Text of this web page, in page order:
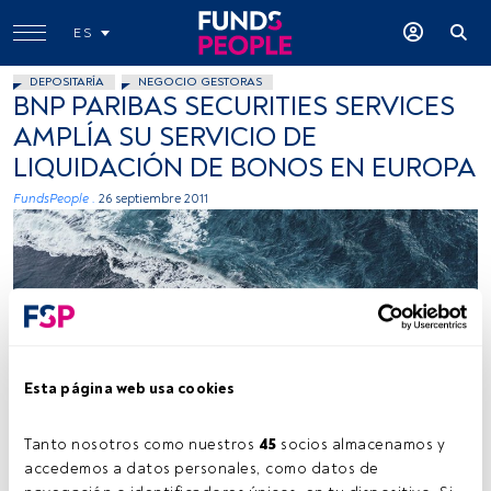
Esta página web usa cookies
Tanto nosotros como nuestros 45 socios almacenamos y
accedemos a datos personales, como datos de
ES
DEPOSITARÍA NEGOCIO GESTORAS
BNP PARIBAS SECURITIES SERVICES
AMPLÍA SU SERVICIO DE
LIQUIDACIÓN DE BONOS EN EUROPA
FundsPeople . 26 septiembre 2011
Kamil Molendys, Unsplash
Tiempo lectura: 2 min.